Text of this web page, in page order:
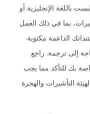
باللغة الإنجليزية أو
بما في ذلك العمل
الداعمة مكتوبة
حاجة إلى ترجمة. راجع
بك للتأكد مما يجب
التأشيرات والهجرة